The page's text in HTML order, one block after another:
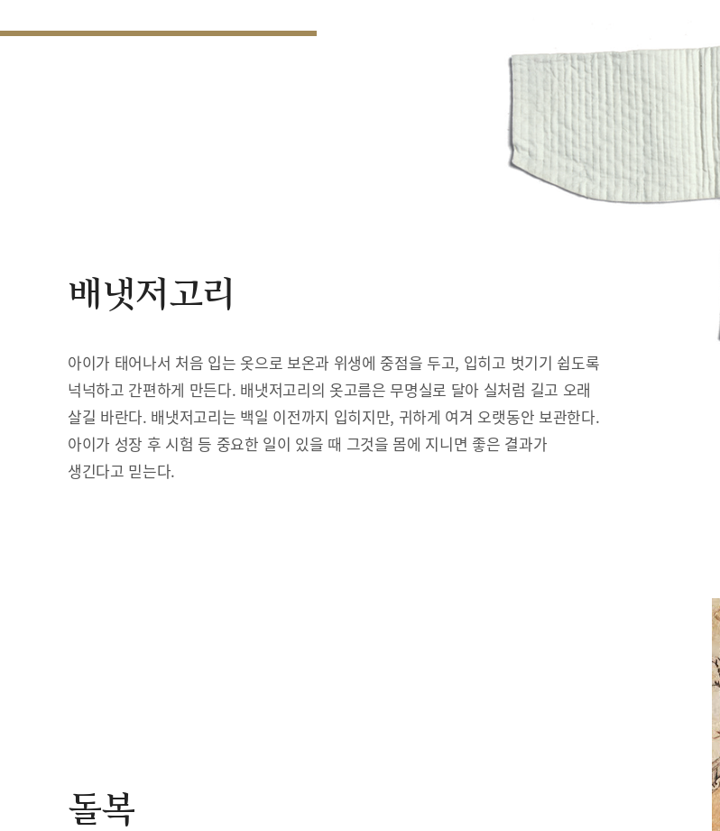
배냇저고리
아이가 태어나서 처음 입는 옷으로 보온과 위생에 중점을 두고, 입히고 벗기기 쉽도록
넉넉하고 간편하게 만든다. 배냇저고리의 옷고름은 무명실로 달아 실처럼 길고 오래
살길 바란다. 배냇저고리는 백일 이전까지 입히지만, 귀하게 여겨 오랫동안 보관한다.
아이가 성장 후 시험 등 중요한 일이 있을 때 그것을 몸에 지니면 좋은 결과가
생긴다고 믿는다.
돌복